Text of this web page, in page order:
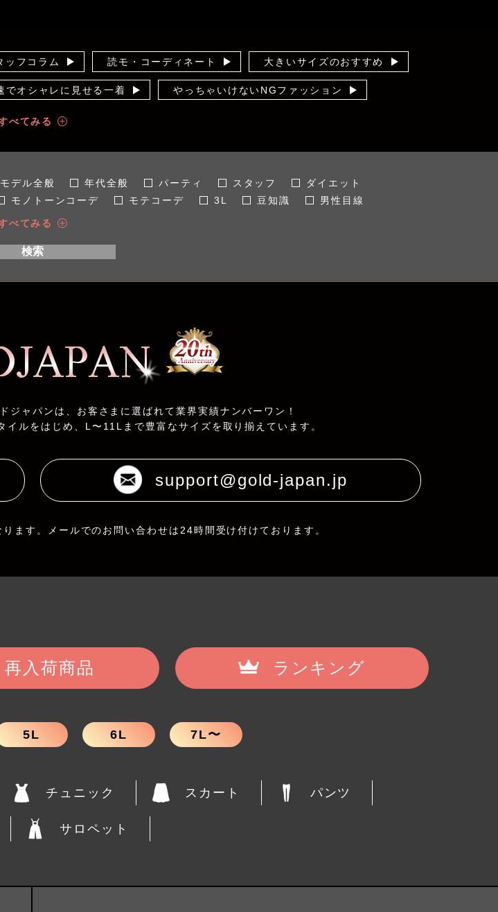
ッフコラム 読モ・コーディネート 大きいサイズのおすすめ
でオシャレに見せる一着 やっちゃいけないNGファッション
！カラー講座
べてみる
モデル全般 年代全般 パーティ スタッフ
ダイエット
モノトーンコーデ モテコーデ 3L 豆知識
男性目線
手入れ/洋服ケア
マストバイ
べてみる
検索
ジャパンは、お客さまに選ばれて業界実績ナンバーワン！
ルをはじめ、L〜11Lまで豊富なサイズを取り揃えています。
support@gold-japan.jp
ます。メールでのお問い合わせは24時間受け付けております。
再入荷商品 ランキング
5L 6L 7L〜
チュニック スカート パンツ
サロペット